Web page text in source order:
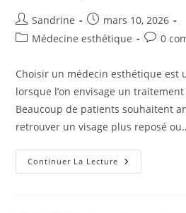
Auteur/autrice
de
Sandrine
Publication
publiée :
mars 10, 2026
PostMédecine esthétique 0
Choisir un médecin esthétique est
lorsque l’on envisage un
Beaucoup de patients souhaitent
retrouver un visage plus reposé
Continuer La Lecture Comment
Choisir